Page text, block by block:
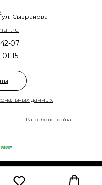
данных
15
07
ул. Сызранова
Разработка сайта
Tilda